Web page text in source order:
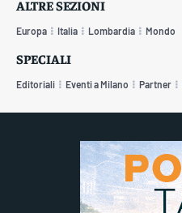
ALTRE SEZIONI
Europa Italia Lombardia Mondo
SPECIALI
Editoriali Eventi a Milano Partner